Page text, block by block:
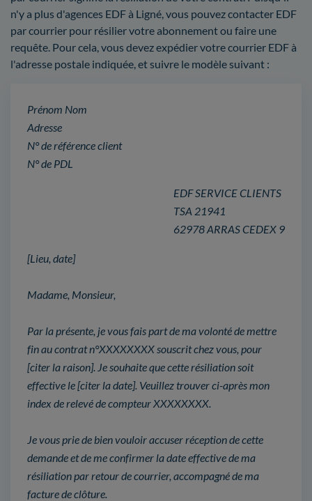
n'y a plus d'agences EDF à Ligné, vous pouvez contacter EDF
par courrier pour résilier votre abonnement ou faire une
requête. Pour cela, vous devez expédier votre courrier EDF à
l'adresse postale indiquée, et suivre le modèle suivant :
Prénom Nom
Adresse
N° de référence client
N° de PDL
EDF SERVICE CLIENTS
TSA 21941
62978 ARRAS CEDEX 9
[Lieu, date]
Madame, Monsieur,
Par la présente, je vous fais part de ma volonté de mettre
fin au contrat n°XXXXXXXX souscrit chez vous, pour
[citer la raison]. Je souhaite que cette résiliation soit
effective le [citer la date]. Veuillez trouver ci-après mon
index de relevé de compteur XXXXXXXX.
Je vous prie de bien vouloir accuser réception de cette
demande et de me confirmer la date effective de ma
résiliation par retour de courrier, accompagné de ma
facture de clôture.